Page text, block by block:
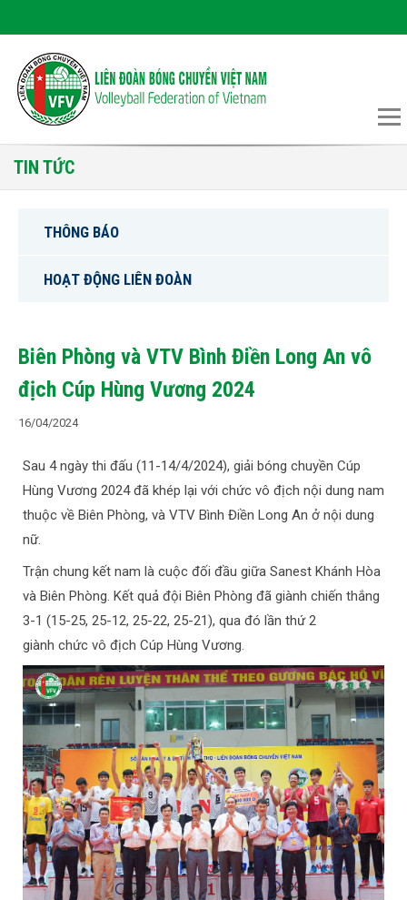
TIN TỨC
THÔNG BÁO
HOẠT ĐỘNG LIÊN ĐOÀN
Biên Phòng và VTV Bình Điền Long An vô
địch Cúp Hùng Vương 2024
16/04/2024
Sau 4 ngày thi đấu (11-14/4/2024), giải bóng chuyền Cúp
Hùng Vương 2024 đã khép lại với chức vô địch nội dung nam
thuộc về Biên Phòng, và VTV Bình Điền Long An ở nội dung
nữ.
Trận chung kết nam là cuộc đối đầu giữa Sanest Khánh Hòa
và Biên Phòng. Kết quả đội Biên Phòng đã giành chiến thắng
3-1 (15-25, 25-12, 25-22, 25-21), qua đó lần thứ 2
giành chức vô địch Cúp Hùng Vương.